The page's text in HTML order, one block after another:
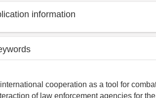
information
cooperation as a tool for
of law enforcement agencies for